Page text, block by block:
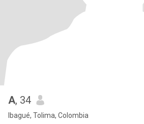
A, 34
Ibagué, Tolima, Colombia